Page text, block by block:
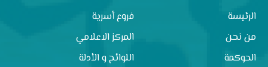
الرئيسة
فروع أسرية
من نحن
المركز الاعلامي
الحوكمة
اللوائح و الأدلة